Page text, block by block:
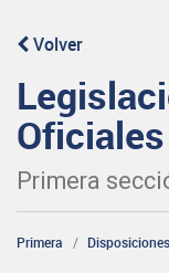
Volver
Oficiales
Primera
Primera Disposiciones